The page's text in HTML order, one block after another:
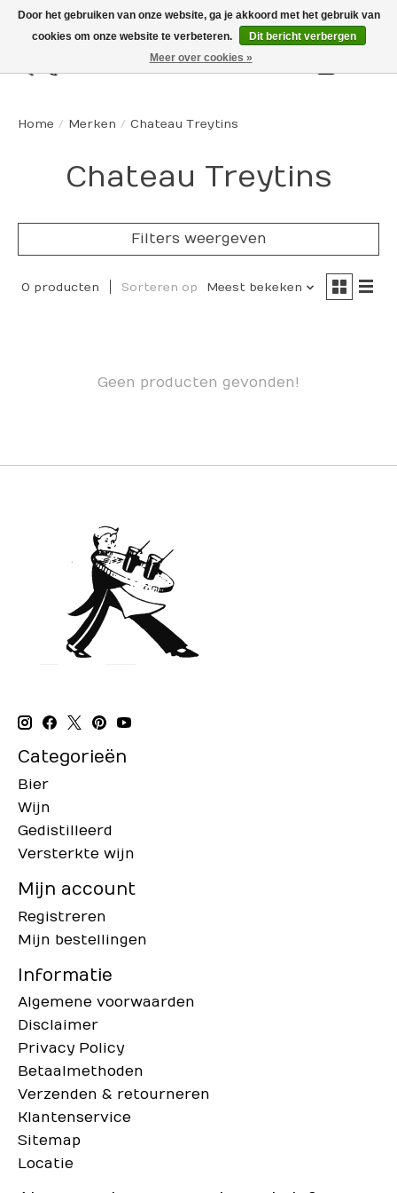
Home / Merken / Chateau Treytins
Chateau Treytins
Filters weergeven
0 producten Sorteren op Meest bekeken
Geen producten gevonden!
Categorieën
Bier
Wijn
Gedistilleerd
Versterkte wijn
Mijn account
Registreren
Mijn bestellingen
Informatie
Algemene voorwaarden
Disclaimer
Privacy Policy
Betaalmethoden
Verzenden & retourneren
Klantenservice
Sitemap
Locatie
Door het gebruiken van onze website, ga je akkoord met het gebruik van
cookies om onze website te verbeteren.
Dit bericht verbergen
Meer over cookies »